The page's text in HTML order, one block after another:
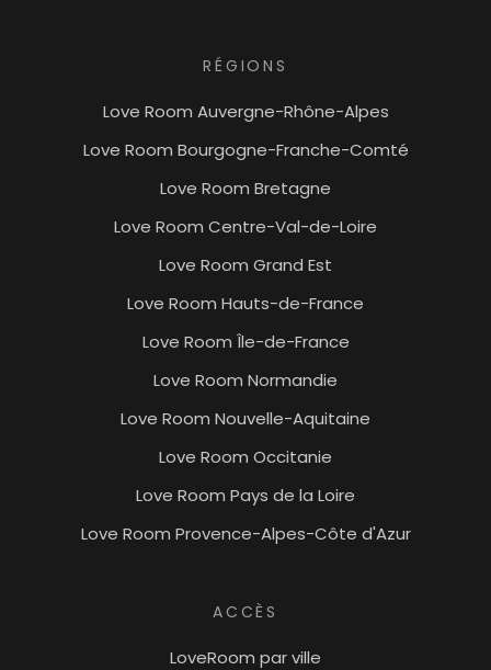
RÉGIONS
Love Room Auvergne-Rhône-Alpes
Love Room Bourgogne-Franche-Comté
Love Room Bretagne
Love Room Centre-Val-de-Loire
Love Room Grand Est
Love Room Hauts-de-France
Love Room Île-de-France
Love Room Normandie
Love Room Nouvelle-Aquitaine
Love Room Occitanie
Love Room Pays de la Loire
Love Room Provence-Alpes-Côte d'Azur
ACCÈS
LoveRoom par ville
login
Newsletter